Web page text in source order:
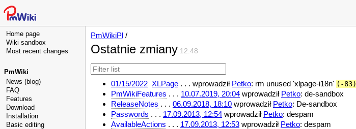
Home page
Wiki sandbox
Most recent changes
PmWiki
News (blog)
FAQ
Features
Download
Installation
Basic editing
PmWikiPl /
Ostatnie zmiany 12:48
01/15/2022 XLPage . . . wprowadził Petko: rm unused 'xlpage-i18n' (-83)
PmWikiFeatures . . . 10.07.2019, 20:04 wprowadził Petko: de-sandbox
ReleaseNotes . . . 06.09.2018, 18:10 wprowadził Petko: De-sandbox
Passwords . . . 17.09.2013, 12:54 wprowadził Petko: despam
AvailableActions . . . 17.09.2013, 12:53 wprowadził Petko: despam